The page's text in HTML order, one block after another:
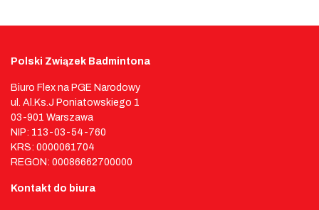
Polski Związek Badmintona
Biuro Flex na PGE Narodowy
ul. Al.Ks.J Poniatowskiego 1
03-901 Warszawa
NIP: 113-03-54-760
KRS: 0000061704
REGON: 00086662700000
Kontakt do biura